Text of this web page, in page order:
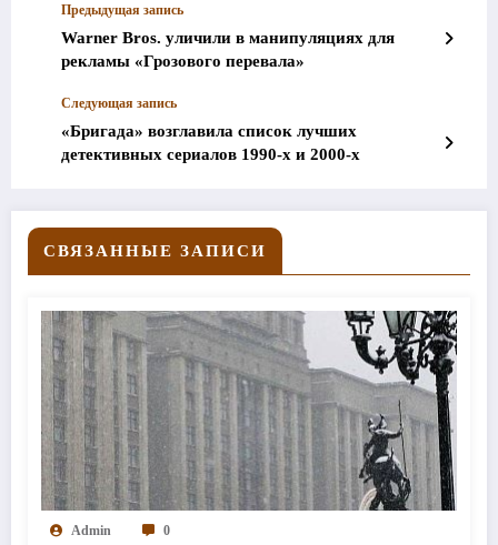
Предыдущая запись
Warner Bros. уличили в манипуляциях для
рекламы «Грозового перевала»
Следующая запись
«Бригада» возглавила список лучших
детективных сериалов 1990-х и 2000-х
СВЯЗАННЫЕ ЗАПИСИ
Admin 0